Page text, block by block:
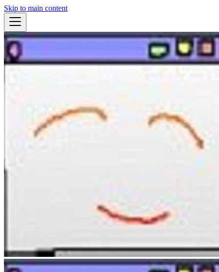
Skip to main content